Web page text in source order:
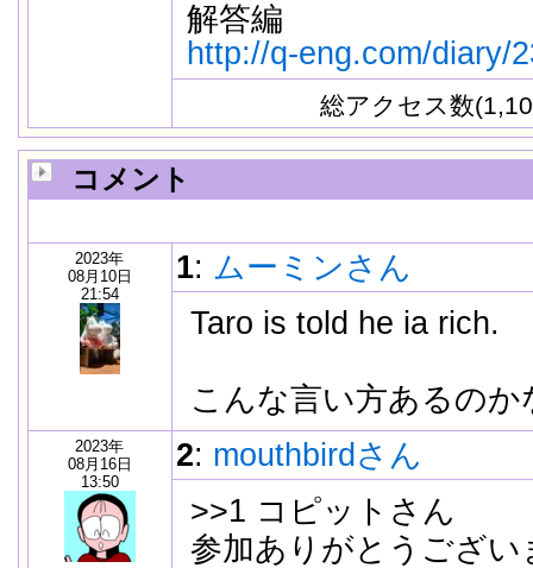
解答編
http://q-eng.com/diary/
総アクセス数
コメント
2023年
08月10日
21:54
1: ムーミンさん
Taro is told he ia rich.
こんな言い方あるのか
2023年
08月16日
13:50
2: mouthbirdさん
>>1 コピットさん
参加ありがとうござい